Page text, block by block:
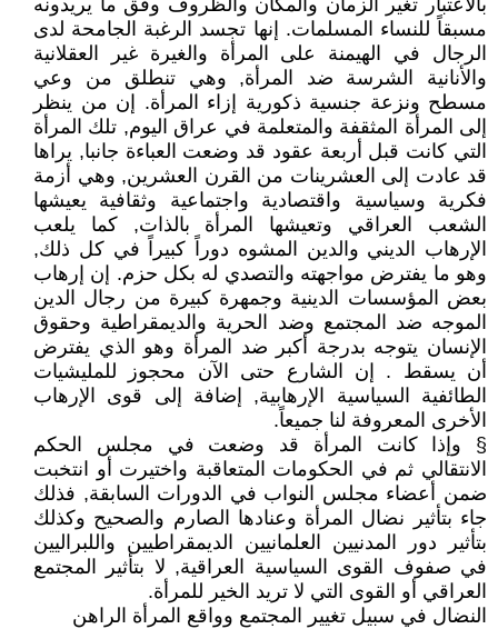
بالاعتبار تغير الزمان والمكان والظروف وفق ما يريدونه
مسبقاً للنساء المسلمات. إنها تجسد الرغبة الجامحة لدى
الرجال في الهيمنة على المرأة والغيرة غير العقلانية
والأنانية الشرسة ضد المرأة, وهي تنطلق من وعي
مسطح ونزعة جنسية ذكورية إزاء المرأة. إن من ينظر
إلى المرأة المثقفة والمتعلمة في عراق اليوم, تلك المرأة
التي كانت قبل أربعة عقود قد وضعت العباءة جانبا, يراها
قد عادت إلى العشرينات من القرن العشرين, وهي أزمة
فكرية وسياسية واقتصادية واجتماعية وثقافية يعيشها
الشعب العراقي وتعيشها المرأة بالذات, كما يلعب
الإرهاب الديني والدين المشوه دوراً كبيراً في كل ذلك,
وهو ما يفترض مواجهته والتصدي له بكل حزم. إن إرهاب
بعض المؤسسات الدينية وجمهرة كبيرة من رجال الدين
الموجه ضد المجتمع وضد الحرية والديمقراطية وحقوق
الإنسان يتوجه بدرجة أكبر ضد المرأة وهو الذي يفترض
أن يسقط . إن الشارع حتى الآن محجوز للمليشيات
الطائفية السياسية الإرهابية, إضافة إلى قوى الإرهاب
الأخرى المعروفة لنا جميعاً.
§ وإذا كانت المرأة قد وضعت في مجلس الحكم
الانتقالي ثم في الحكومات المتعاقبة واختيرت أو انتخبت
ضمن أعضاء مجلس النواب في الدورات السابقة, فذلك
جاء بتأثير نضال المرأة وعنادها الصارم والصحيح وكذلك
بتأثير دور المدنيين العلمانيين الديمقراطيين واللبراليين
في صفوف القوى السياسية العراقية, لا بتأثير المجتمع
العراقي أو القوى التي لا تريد الخير للمرأة.
النضال في سبيل تغيير المجتمع وواقع المرأة الراهن